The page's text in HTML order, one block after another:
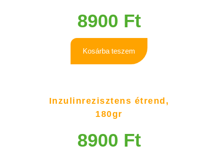
8900 Ft
Kosárba teszem
Inzulinrezisztens étrend,
180gr
8900 Ft